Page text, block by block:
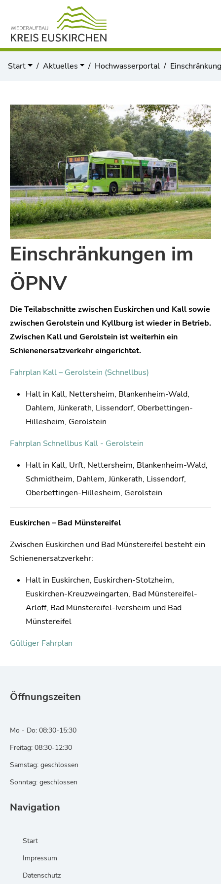
Start Aktuelles Hochwasserportal
Einschränkungen im
ÖPNV
Die Teilabschnitte zwischen Euskirchen und Kall sowie
zwischen Gerolstein und Kyllburg ist wieder in Betrieb.
Zwischen Kall und Gerolstein ist weiterhin ein
Schienenersatzverkehr eingerichtet.
Fahrplan Kall – Gerolstein (Schnellbus)
Halt in Kall, Nettersheim, Blankenheim-Wald,
Dahlem, Jünkerath, Lissendorf, Oberbettingen-
Hillesheim, Gerolstein
Fahrplan Schnellbus Kall - Gerolstein
Halt in Kall, Urft, Nettersheim, Blankenheim-Wald,
Schmidtheim, Dahlem, Jünkerath, Lissendorf,
Oberbettingen-Hillesheim, Gerolstein
Euskirchen – Bad Münstereifel
Zwischen Euskirchen und Bad Münstereifel besteht ein
Schienenersatzverkehr:
Halt in Euskirchen, Euskirchen-Stotzheim,
Euskirchen-Kreuzweingarten, Bad Münstereifel-
Arloff, Bad Münstereifel-Iversheim und Bad
Münstereifel
Gültiger Fahrplan
Öffnungszeiten
Mo - Do: 08:30-15:30
Freitag: 08:30-12:30
Samstag: geschlossen
Sonntag: geschlossen
Navigation
Start
Impressum
Datenschutz